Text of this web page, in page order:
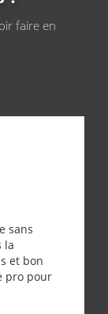
faire en
sans
la
et bon
pro pour